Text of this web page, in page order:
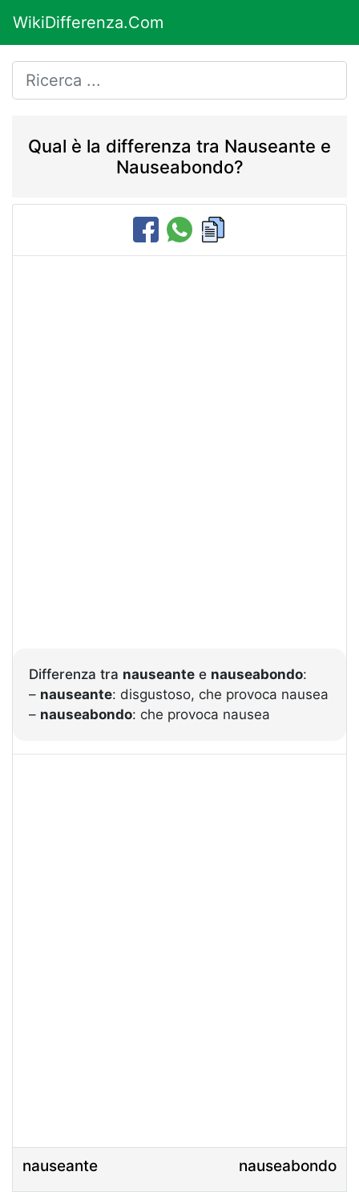
WikiDifferenza.Com
Qual è la differenza tra Nauseante e
Nauseabondo?
Differenza tra nauseante e nauseabondo:
– nauseante: disgustoso, che provoca nausea
– nauseabondo: che provoca nausea
nauseante nauseabondo